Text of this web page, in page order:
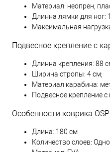
Материал: неопрен,
Длинна лямки для ног:
Максимальная
Подвесное крепление с
Длинна крепления: 88
Ширина стропы: 4 см;
Материал карабина:
Подвесное крепление
Особенности коврика
Длина: 180 см
Количество слоев: